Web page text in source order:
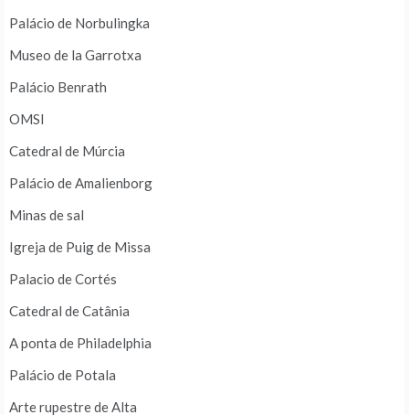
Palácio de Norbulingka
Museo de la Garrotxa
Palácio Benrath
OMSI
Catedral de Múrcia
Palácio de Amalienborg
Minas de sal
Igreja de Puig de Missa
Palacio de Cortés
Catedral de Catânia
A ponta de Philadelphia
Palácio de Potala
Arte rupestre de Alta